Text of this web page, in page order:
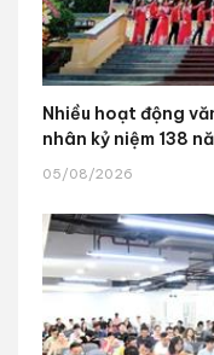
Nhiều hoạt động
nhân kỷ niệm 138
05/08/2026